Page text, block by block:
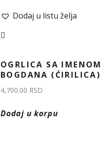
Dodaj u listu želja
OGRLICA SA IMENOM
BOGDANA (ĆIRILICA)
4,700.00 RSD
Dodaj u korpu